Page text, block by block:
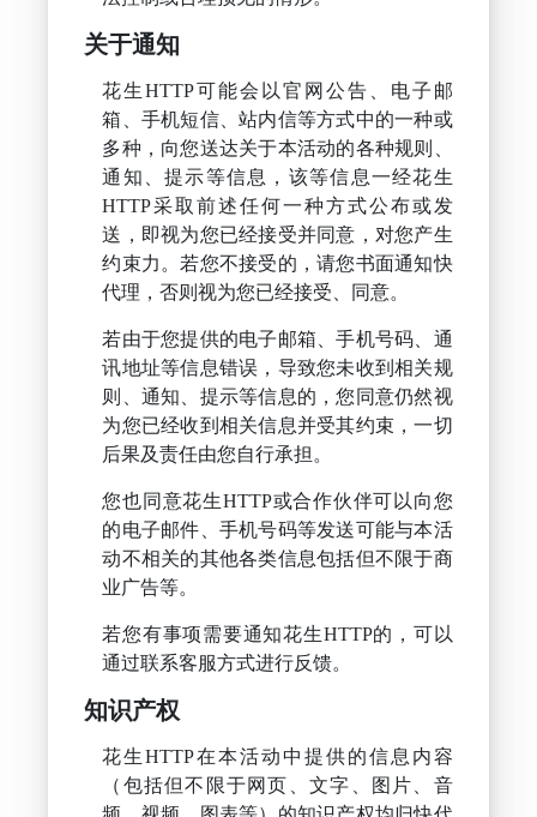
关于通知
花生HTTP可能会以官网公告、电子邮
箱、手机短信、站内信等方式中的一种或
多种，向您送达关于本活动的各种规则、
通知、提示等信息，该等信息一经花生
HTTP采取前述任何一种方式公布或发
送，即视为您已经接受并同意，对您产生
约束力。若您不接受的，请您书面通知快
代理，否则视为您已经接受、同意。
若由于您提供的电子邮箱、手机号码、通
讯地址等信息错误，导致您未收到相关规
则、通知、提示等信息的，您同意仍然视
为您已经收到相关信息并受其约束，一切
后果及责任由您自行承担。
您也同意花生HTTP或合作伙伴可以向您
的电子邮件、手机号码等发送可能与本活
动不相关的其他各类信息包括但不限于商
业广告等。
若您有事项需要通知花生HTTP的，可以
通过联系客服方式进行反馈。
知识产权
花生HTTP在本活动中提供的信息内容
（包括但不限于网页、文字、图片、音